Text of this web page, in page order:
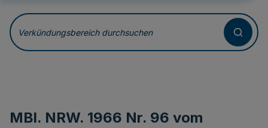
Verkündungsbereich durchsuchen
MBl. NRW. 1966 Nr. 96 vom